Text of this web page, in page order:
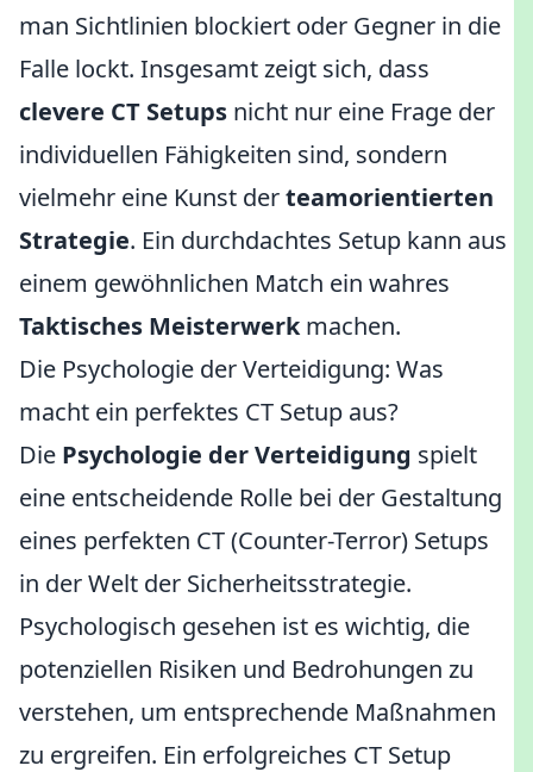
man Sichtlinien blockiert oder Gegner in die
Falle lockt. Insgesamt zeigt sich, dass
clevere CT Setups nicht nur eine Frage der
individuellen Fähigkeiten sind, sondern
vielmehr eine Kunst derteamorientierten
Strategie. Ein durchdachtes Setup kann aus
einem gewöhnlichen Match ein wahres
Taktisches Meisterwerkmachen.
Die Psychologie der Verteidigung: Was
macht ein perfektes CT Setup aus?
Die Psychologie der Verteidigung spielt
eine entscheidende Rolle bei der Gestaltung
eines perfekten CT (Counter-Terror) Setups
in der Welt der Sicherheitsstrategie.
Psychologisch gesehen ist es wichtig, die
potenziellen Risiken und Bedrohungen zu
verstehen, um entsprechende Maßnahmen
zu ergreifen. Ein erfolgreiches CT Setup